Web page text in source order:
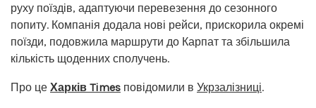
руху поїздів, адаптуючи перевезення до сезонного
попиту. Компанія додала нові рейси, прискорила окремі
поїзди, подовжила маршрути до Карпат та збільшила
кількість щоденних сполучень.
Про це Харків Times повідомили в Укрзалізниці.